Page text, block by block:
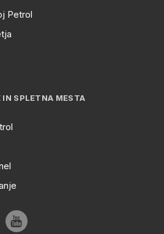
Petrol
SPLETNA MESTA